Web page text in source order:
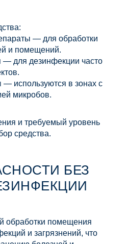
— для обработки
и помещений.
для дезинфекции часто
— используются в зонах с
микробов.
и требуемый уровень
средства.
БЕЗ
обработки помещения
и загрязнений, что